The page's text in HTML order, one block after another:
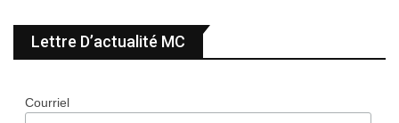
Lettre D’actualité MC
Courriel